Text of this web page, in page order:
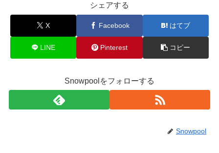
シェアする
X Facebook はてブ
LINE Pinterest コピー
Snowpoolをフォローする
Snowpool